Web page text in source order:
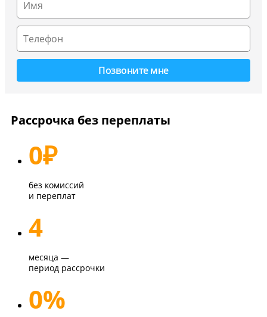
Рассрочка без переплаты
0₽
без комиссий
и переплат
4
месяца —
период рассрочки
0%